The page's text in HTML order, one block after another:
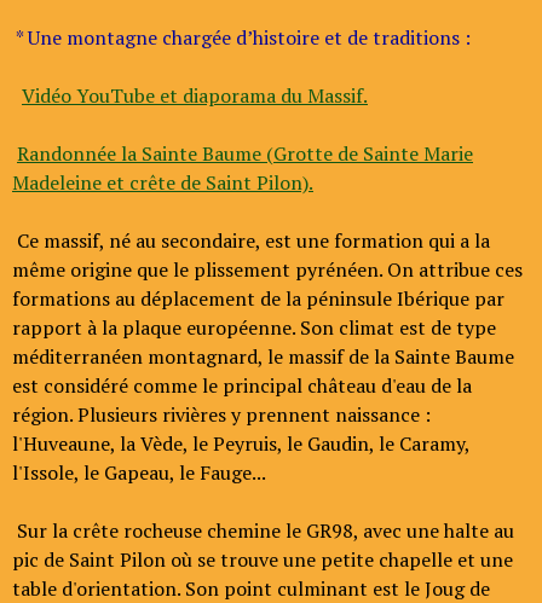
* Une montagne chargée d’histoire et de traditions :
Vidéo YouTube et diaporama du Massif.
Randonnée la Sainte Baume (Grotte de Sainte Marie
Madeleine et crête de Saint Pilon).
Ce massif, né au secondaire, est une formation qui a la
même origine que le plissement pyrénéen. On attribue ces
formations au déplacement de la péninsule Ibérique par
rapport à la plaque européenne. Son climat est de type
méditerranéen montagnard, le massif de la Sainte Baume
est considéré comme le principal château d'eau de la
région. Plusieurs rivières y prennent naissance :
l'Huveaune, la Vède, le Peyruis, le Gaudin, le Caramy,
l'Issole, le Gapeau, le Fauge...
Sur la crête rocheuse chemine le GR98, avec une halte au
pic de Saint Pilon où se trouve une petite chapelle et une
table d'orientation. Son point culminant est le Joug de